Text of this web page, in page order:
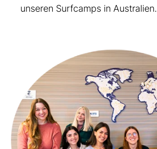
unseren Surfcamps in Australien.